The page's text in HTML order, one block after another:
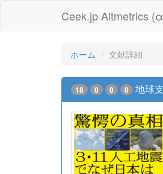
Ceek.jp Altmetrics
ホーム 文献詳細
18 0 0 0 地球